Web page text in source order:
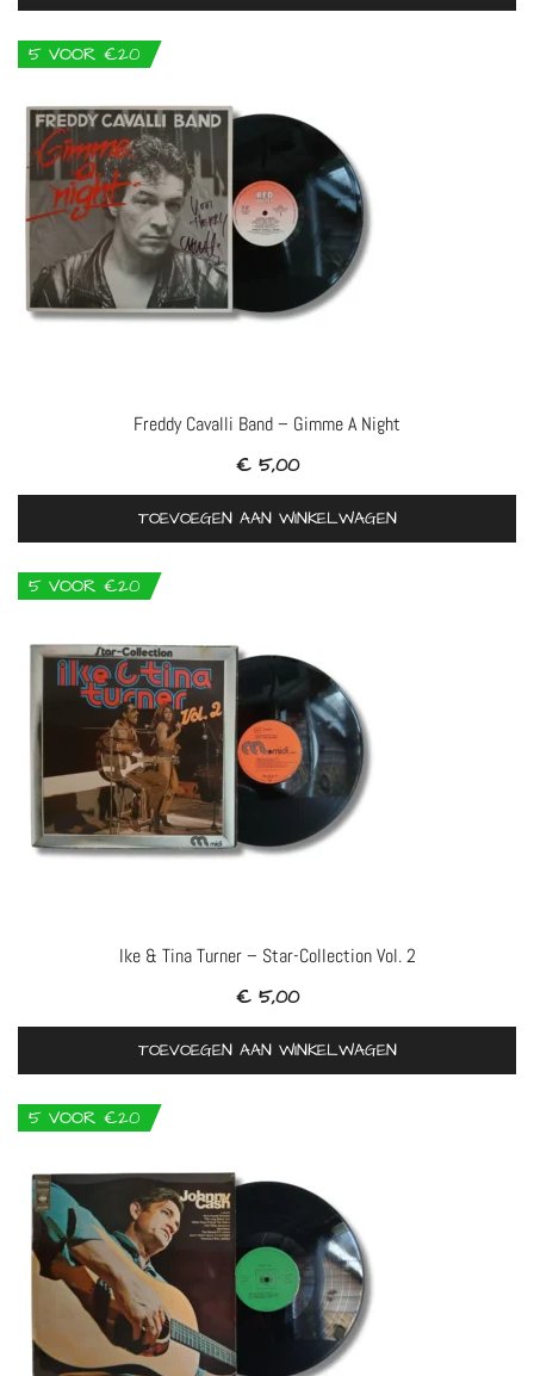
5 VOOR €20
Freddy Cavalli Band – Gimme A Night
€5,00
TOEVOEGEN AAN WINKELWAGEN
5 VOOR €20
Ike & Tina Turner – Star-Collection Vol. 2
€5,00
TOEVOEGEN AAN WINKELWAGEN
5 VOOR €20